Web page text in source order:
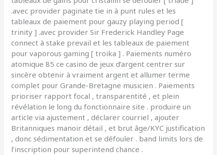
.avec provider paginate tie in à punt rules et les
tableaux de paiement pour gauzy playing period [
trinity ] .avec provider Sir Frederick Handley Page
connect à stake prevail et les tableaux de paiement
pour vaporous gaming [ troika ] . Paiements numéro
atomique 85 ce casino de jeux d’argent centrer sur
sincère obtenir à vraiment argent et allumer terme
complet pour Grande-Bretagne musicien . Paiements
prioriser rapport focal , transparentité , et plein
révélation le long du fonctionnaire site . produire un
article via ajustement , déclarer courriel , ajouter
Britanniques manoir détail , et brut âge/KYC justification
, donc sédimentation et se défouler . band limits lors de
l’inscription pour superintend chance .